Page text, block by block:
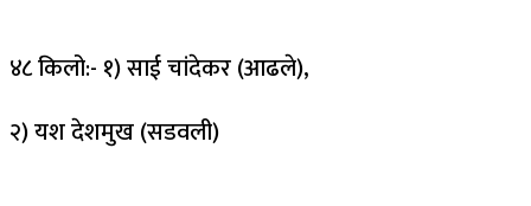
४८ किलो:- १) साई चांदेकर (आढले),
२) यश देशमुख (सडवली)